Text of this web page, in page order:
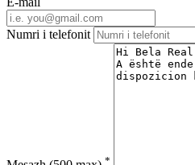
Numri i telefonit
*